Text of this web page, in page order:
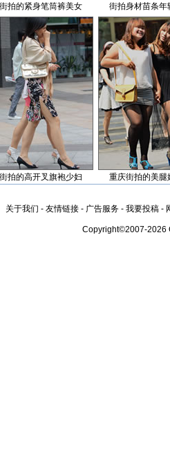
街拍的紧身笔筒裤美女 街拍身材苗条年
街拍的高开叉旗袍少妇 重庆街拍的美腿
关于我们 - 友情链接 - 广告服务 - 我要投稿 -
Copyright©2007-2026